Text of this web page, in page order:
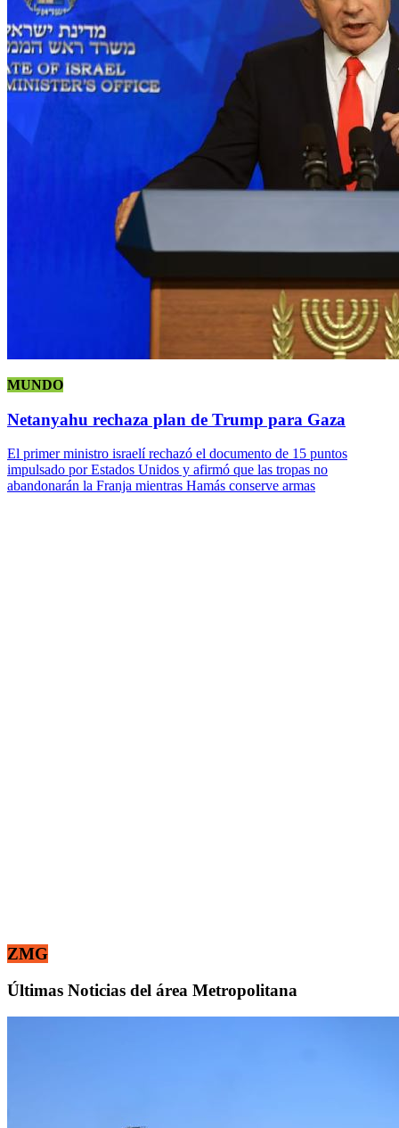
MUNDO
Netanyahu rechaza plan de Trump para Gaza
El primer ministro israelí rechazó el documento de 15 puntos
impulsado por Estados Unidos y afirmó que las tropas no
abandonarán la Franja mientras Hamás conserve armas
ZMG
Últimas Noticias del área Metropolitana